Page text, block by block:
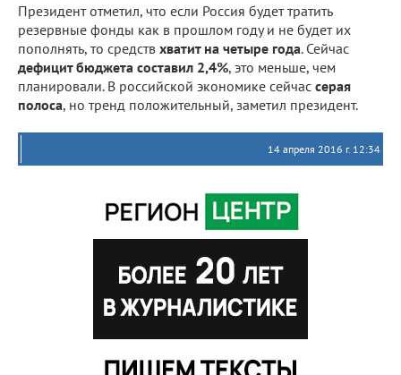
Президент отметил, что если Россия будет тратить
резервные фонды как в прошлом году и не будет их
пополнять, то средств хватит на четыре года. Сейчас
дефицит бюджета составил 2,4%, это меньше, чем
планировали. В российской экономике сейчас серая
полоса, но тренд положительный, заметил президент.
14 апреля 2016 г. 12:34